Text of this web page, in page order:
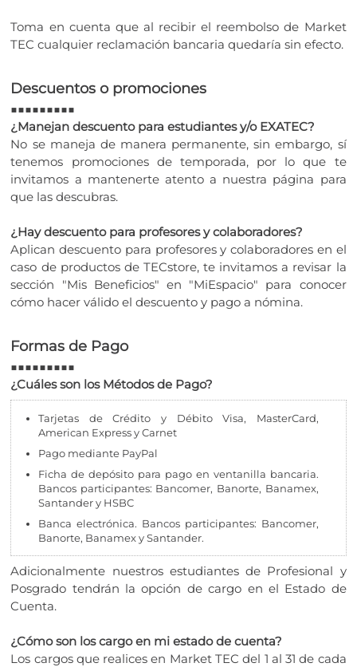
Toma en cuenta que al recibir el reembolso de Market
TEC cualquier reclamación bancaria quedaría sin efecto.
Descuentos o promociones
■■■■■■■■■
¿Manejan descuento para estudiantes y/o EXATEC?
No se maneja de manera permanente, sin embargo, sí
tenemos promociones de temporada, por lo que te
invitamos a mantenerte atento a nuestra página para
que las descubras.
¿Hay descuento para profesores y colaboradores?
Aplican descuento para profesores y colaboradores en el
caso de productos de TECstore, te invitamos a revisar la
sección "Mis Beneficios" en "MiEspacio" para conocer
cómo hacer válido el descuento y pago a nómina.
Formas de Pago
■■■■■■■■■
¿Cuáles son los Métodos de Pago?
Tarjetas de Crédito y Débito Visa, MasterCard,
American Express y Carnet
Pago mediante PayPal
Ficha de depósito para pago en ventanilla bancaria.
Bancos participantes: Bancomer, Banorte, Banamex,
Santander y HSBC
Banca electrónica. Bancos participantes: Bancomer,
Banorte, Banamex y Santander.
Adicionalmente nuestros estudiantes de Profesional y
Posgrado tendrán la opción de cargo en el Estado de
Cuenta.
¿Cómo son los cargo en mi estado de cuenta?
Los cargos que realices en Market TEC del 1 al 31 de cada